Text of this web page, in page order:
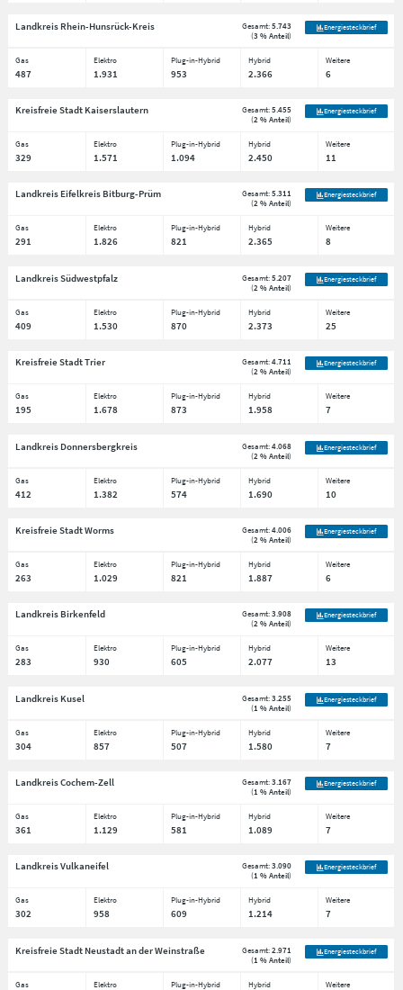
Landkreis Rhein-Hunsrück-Kreis Gesamt:5.743
(3 % Anteil)
Energiesteckbrief
Gas Elektro Plug-in-Hybrid Hybrid Weitere
487 1.931 953 2.366 6
Kreisfreie Stadt Kaiserslautern Gesamt:5.455
(2 % Anteil)
Energiesteckbrief
Gas Elektro Plug-in-Hybrid Hybrid Weitere
329 1.571 1.094 2.450 11
Landkreis Eifelkreis Bitburg-Prüm Gesamt:5.311
(2 % Anteil)
Energiesteckbrief
Gas Elektro Plug-in-Hybrid Hybrid Weitere
291 1.826 821 2.365 8
Landkreis Südwestpfalz Gesamt:5.207
(2 % Anteil)
Energiesteckbrief
Gas Elektro Plug-in-Hybrid Hybrid Weitere
409 1.530 870 2.373 25
Kreisfreie Stadt Trier Gesamt:4.711
(2 % Anteil)
Energiesteckbrief
Gas Elektro Plug-in-Hybrid Hybrid Weitere
195 1.678 873 1.958 7
Landkreis Donnersbergkreis Gesamt:4.068
(2 % Anteil)
Energiesteckbrief
Gas Elektro Plug-in-Hybrid Hybrid Weitere
412 1.382 574 1.690 10
Kreisfreie Stadt Worms Gesamt:4.006
(2 % Anteil)
Energiesteckbrief
Gas Elektro Plug-in-Hybrid Hybrid Weitere
263 1.029 821 1.887 6
Landkreis Birkenfeld Gesamt:3.908
(2 % Anteil)
Energiesteckbrief
Gas Elektro Plug-in-Hybrid Hybrid Weitere
283 930 605 2.077 13
Landkreis Kusel Gesamt:3.255
(1 % Anteil)
Energiesteckbrief
Gas Elektro Plug-in-Hybrid Hybrid Weitere
304 857 507 1.580 7
Landkreis Cochem-Zell Gesamt:3.167
(1 % Anteil)
Energiesteckbrief
Gas Elektro Plug-in-Hybrid Hybrid Weitere
361 1.129 581 1.089 7
Landkreis Vulkaneifel Gesamt:3.090
(1 % Anteil)
Energiesteckbrief
Gas Elektro Plug-in-Hybrid Hybrid Weitere
302 958 609 1.214 7
Kreisfreie Stadt Neustadt an der Weinstraße Gesamt:2.971
(1 % Anteil)
Energiesteckbrief
Gas Elektro Plug-in-Hybrid Hybrid Weitere